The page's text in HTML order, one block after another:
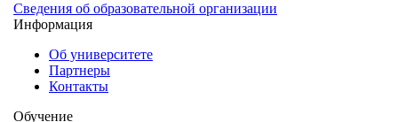
Сведения об образовательной организации
Информация
Об университете
Партнеры
Контакты
Обучение